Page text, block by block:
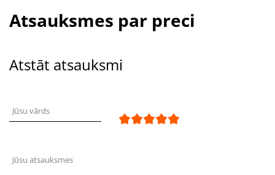
Atsauksmes par preci
Atstāt atsauksmi
Jūsu vārds
Jūsu atsauksmes